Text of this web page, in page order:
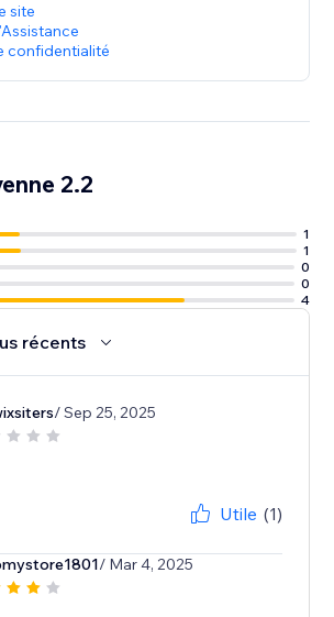
site
confidentialité
2.2
1
1
0
0
4
récents
/ Sep 25, 2025
Utile (1)
/ Mar 4, 2025